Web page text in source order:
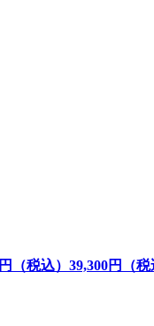
円（税込） 39,300円（